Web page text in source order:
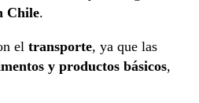
Chile.
el transporte, ya que las
y productos básicos,